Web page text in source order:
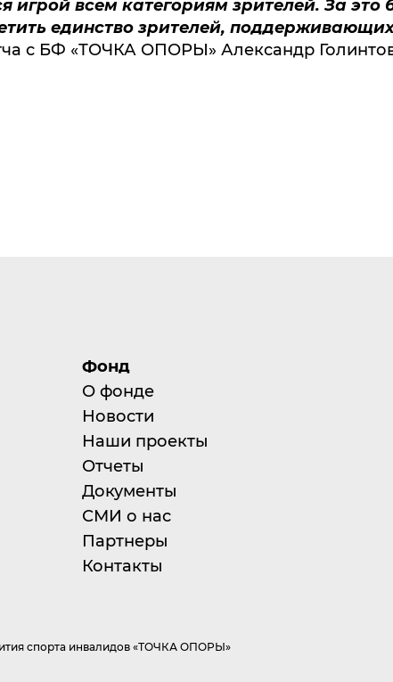
игрой всем категориям зрителей. За
единство зрителей,
с БФ «ТОЧКА ОПОРЫ» Александр
Фонд
О фонде
Новости
Наши проекты
Отчеты
Документы
СМИ о нас
Партнеры
Контакты
спорта инвалидов «ТОЧКА ОПОРЫ»